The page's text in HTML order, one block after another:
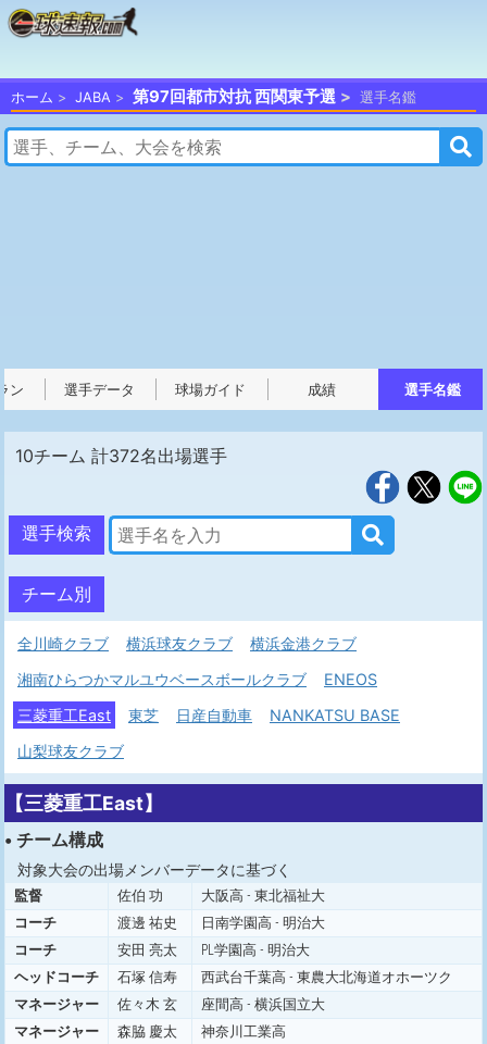
ホーム JABA 第97回都市対抗 西関東予選 選手名鑑
ン 選手データ 球場ガイド 成績 選手名鑑
10チーム 計372名出場選手
選手検索
チーム別
全川崎クラブ 横浜球友クラブ
横浜金港クラブ
湘南ひらつかマルユウベースボールクラブ
ENEOS
三菱重工East
東芝 日産自動車
NANKATSU BASE
山梨球友クラブ
【三菱重工East】
• チーム構成
対象大会の出場メンバーデータに基づく
監督
佐伯 功
大阪高 - 東北福祉大
コーチ
渡邊 祐史
日南学園高 - 明治大
コーチ
安田 亮太
PL学園高 - 明治大
ヘッドコーチ
石塚 信寿
西武台千葉高 - 東農大北海道オホーツク
マネージャー
佐々木 玄
座間高 - 横浜国立大
マネージャー
森脇 慶太
神奈川工業高